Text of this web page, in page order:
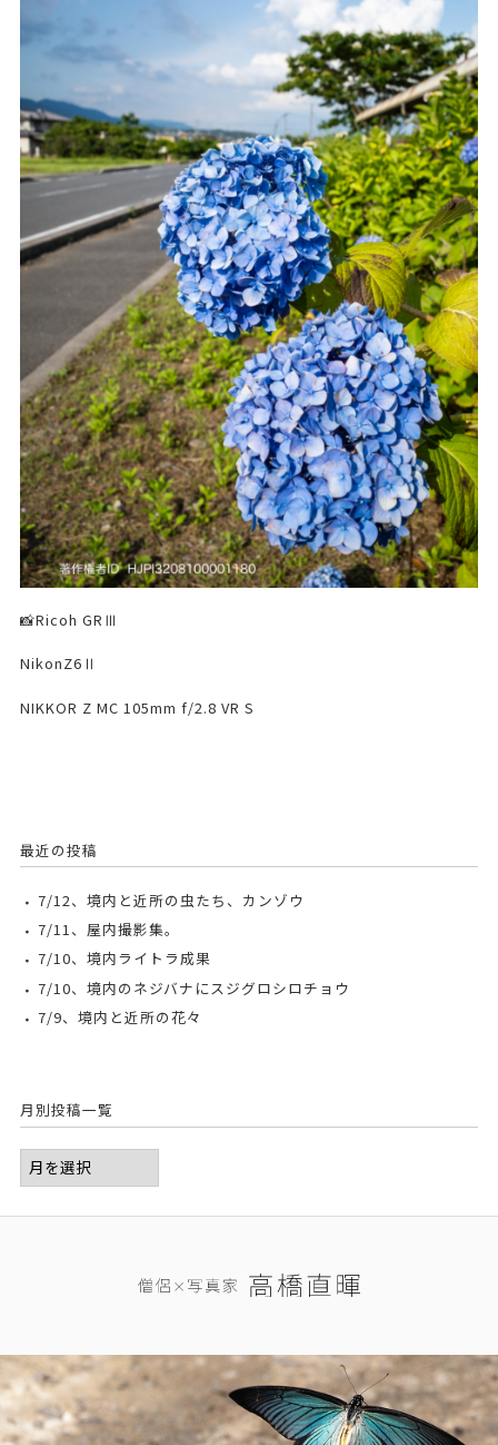
📸Ricoh GRⅢ
NikonZ6Ⅱ
NIKKOR Z MC 105mm f/2.8 VR S
最近の投稿
7/12、境内と近所の虫たち、カンゾウ
7/11、屋内撮影集。
7/10、境内ライトラ成果
7/10、境内のネジバナにスジグロシロチョウ
7/9、境内と近所の花々
月別投稿一覧